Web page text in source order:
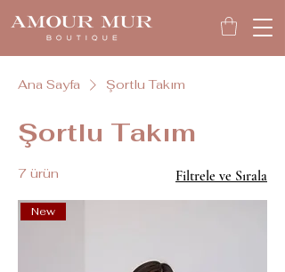
Ana Sayfa Şortlu Takım
Şortlu Takım
7 ürün Filtrele ve Sırala
New